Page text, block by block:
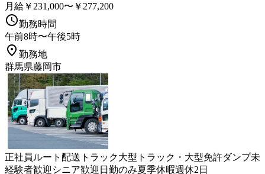
月給￥231,000〜￥277,200
勤務時間
午前8時〜午後5時
勤務地
群馬県藤岡市
正社員 ルート配送 トラック大型トラック・大型免許ダンプ未
経験者歓迎 シニア歓迎 日勤のみ夏季休暇週休2日